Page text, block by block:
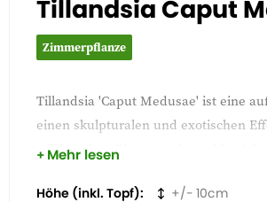
Tillandsia Caput
Zimmerpflanze
Tillandsia 'Caput Medusae' ist eine
einen skulpturalen und exotischen
wächst ohne Blumenerde und
zu einem einzigartigen Blickfang in
Mehr lesen
Höhe (inkl. Topf) 10